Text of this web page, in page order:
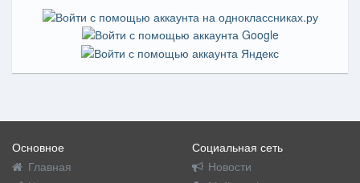
Основное
Главная
Социальная сеть
Новости